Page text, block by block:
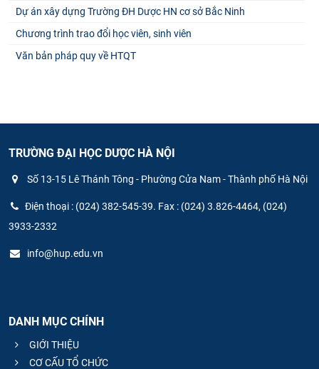
Dự án xây dựng Trường ĐH Dược HN cơ sở Bắc Ninh
Chương trình trao đổi học viên, sinh viên
Văn bản pháp quy về HTQT
TRƯỜNG ĐẠI HỌC DƯỢC HÀ NỘI
Số 13-15 Lê Thánh Tông - Phường Cửa Nam - Thành phố Hà Nội
Điện thoại : (024) 382-545-39. Fax : (024) 3.826-4464, (024)
3933-2332
info@hup.edu.vn
DANH MỤC CHÍNH
GIỚI THIỆU
CƠ CẤU TỔ CHỨC